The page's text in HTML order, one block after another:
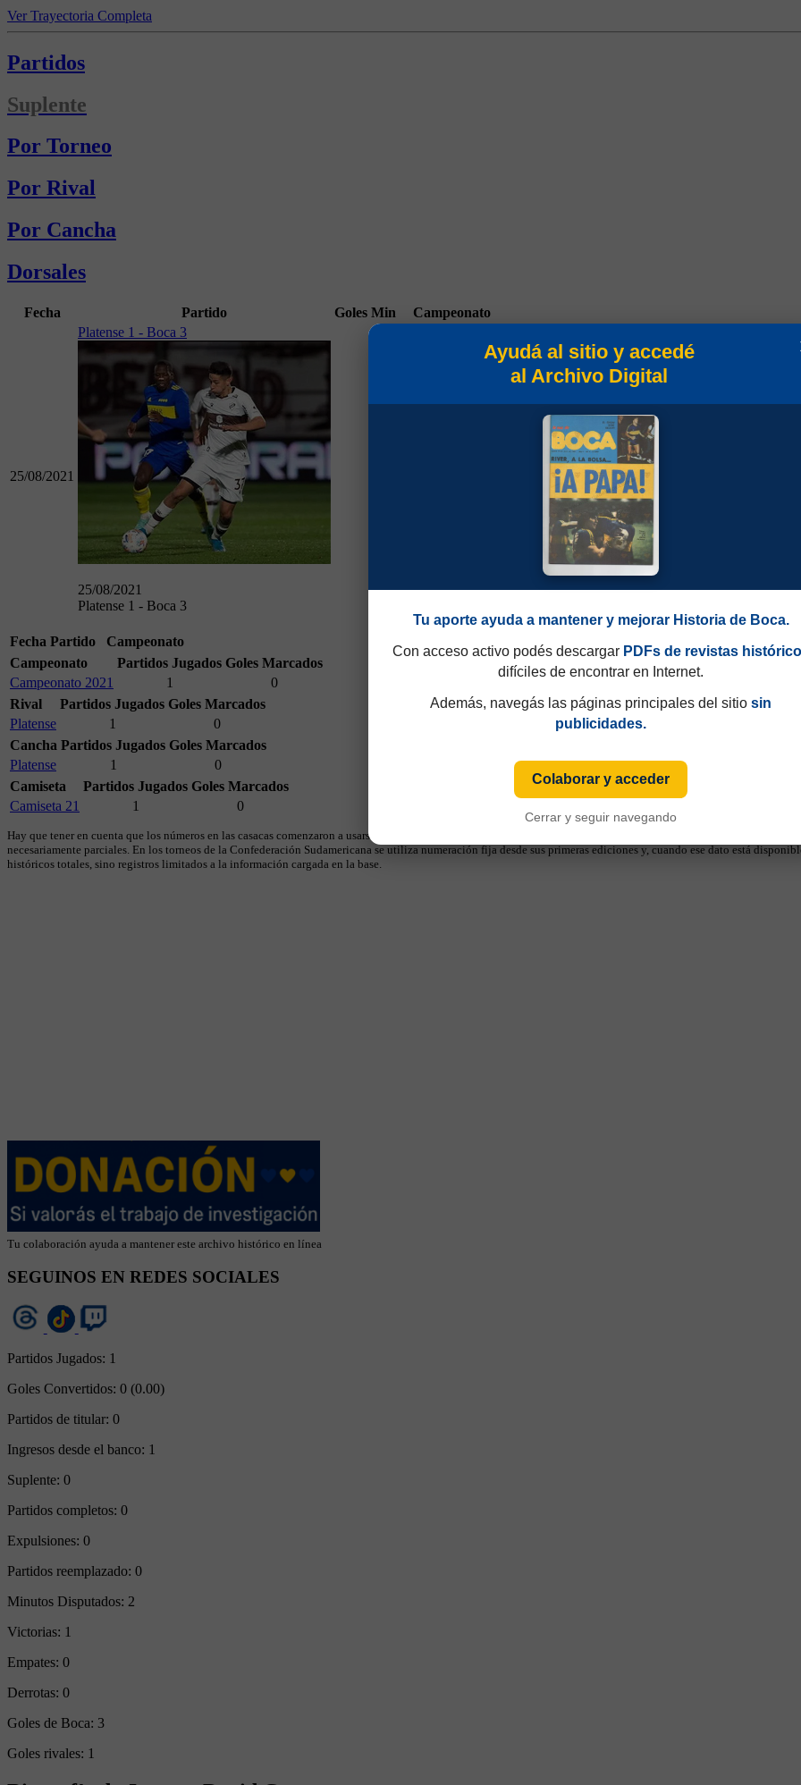
Ver Trayectoria Completa
Partidos
Suplente
Por Torneo
Por Rival
Por Cancha
Dorsales
Fecha Partido Goles Min Campeonato
25/08/2021
Platense 1 - Boca 3
25/08/2021
Platense 1 - Boca 3
Fecha Partido
Campeonato
Campeonato
Partidos Jugados Goles Marcados
Campeonato 2021
1
0
Rival
Partidos Jugados Goles Marcados
Platense
1
0
Cancha Partidos Jugados Goles Marcados
Platense
1
0
Camiseta
Partidos Jugados Goles Marcados
Camiseta 21
1 0
Hay que tener en cuenta que los números en las casacas comenzaron a usarse en 1949 y que hasta 1997 eran consecutivos, no fijos. Esa información aparecía sólo
necesariamente parciales. En los torneos de la Confederación Sudamericana se utiliza numeración fija desde sus primeras ediciones y, cuando ese dato está
históricos totales, sino registros limitados a la información cargada en la base.
Tu colaboración ayuda a mantener este archivo histórico en línea
SEGUINOS EN REDES SOCIALES
Partidos Jugados: 1
Goles Convertidos: 0 (0.00)
Partidos de titular: 0
Ingresos desde el banco: 1
Suplente: 0
Partidos completos: 0
Expulsiones: 0
Partidos reemplazado: 0
Minutos Disputados: 2
Victorias: 1
Empates: 0
Derrotas: 0
Goles de Boca: 3
Goles rivales: 1
Ayudá al sitio y accedé
al Archivo Digital
Tu aporte ayuda a mantener y mejorar Historia de Boca.
Con acceso activo podés descargar PDFs de revistas
difíciles de encontrar en Internet.
Además, navegás las páginas principales del sitio sin
publicidades.
Colaborar y acceder
Cerrar y seguir navegando